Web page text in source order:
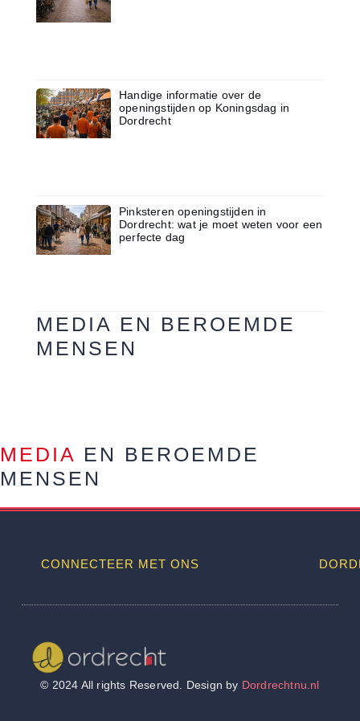
Handige informatie over de
openingstijden op Koningsdag in
Dordrecht
Pinksteren openingstijden in
Dordrecht: wat je moet weten voor een
perfecte dag
MEDIA EN BEROEMDE
MENSEN
MEDIA EN BEROEMDE
MENSEN
CONNECTEER MET ONS
© 2024 All rights Reserved. Design by Dordrechtnu.nl